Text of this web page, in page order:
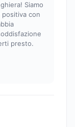
Siamo
con
presto.